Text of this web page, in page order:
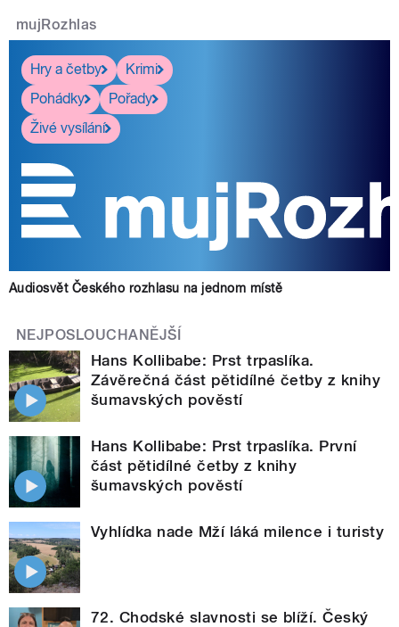
mujRozhlas
Hry a četby
Krimi
Pohádky
Pořady
Živé vysílání
Audiosvět Českého rozhlasu na jednom místě
NEJPOSLOUCHANĚJŠÍ
Hans Kollibabe: Prst trpaslíka.
Závěrečná část pětidílné četby z knihy
šumavských pověstí
Hans Kollibabe: Prst trpaslíka. První
část pětidílné četby z knihy
šumavských pověstí
Vyhlídka nade Mží láká milence i turisty
72. Chodské slavnosti se blíží. Český